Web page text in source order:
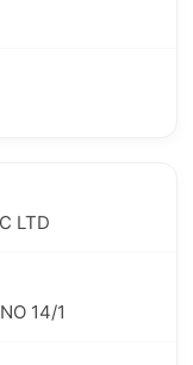
LTD
14/1